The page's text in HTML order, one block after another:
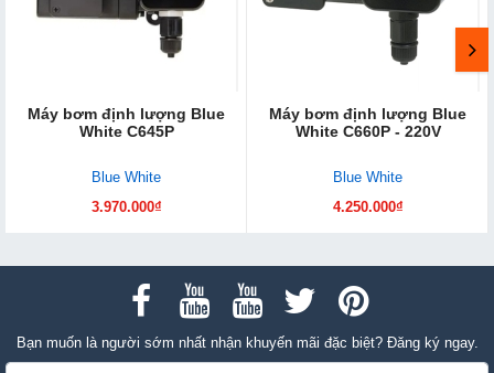
Máy bơm định lượng Blue
White C645P
Blue White
3.970.000₫
Máy bơm định lượng Blue
White C660P - 220V
Blue White
4.250.000₫
Bạn muốn là người sớm nhất nhận khuyến mãi đặc biệt? Đăng ký ngay.